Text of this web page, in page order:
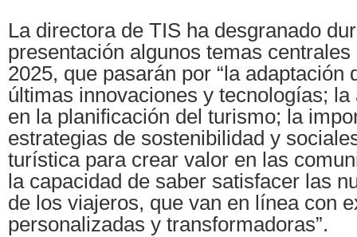
La directora de TIS ha desgranado
presentación algunos temas
2025, que pasarán por “la adaptación
últimas innovaciones y tecnologías; la
en la planificación del turismo; la
estrategias de sostenibilidad y
turística para crear valor en las
la capacidad de saber satisfacer las
de los viajeros, que van en línea con
personalizadas y transformadoras”.